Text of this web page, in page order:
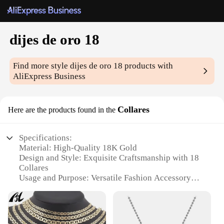
dijes de oro 18
Find more styledijes de oro 18 products with
AliExpress Business
Here are the products found in the Collares
Specifications:
Material: High-Quality 18K Gold
Design and Style: Exquisite Craftsmanship with 18
Collares
Usage and Purpose: Versatile Fashion Accessory
Resistant
Quantity: Available in Sets for Bulk Purchases
Applicable People: Ideal for Wholesalers, Vendors,